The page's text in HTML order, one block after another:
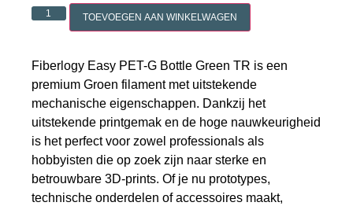
TOEVOEGEN AAN WINKELWAGEN
Fiberlogy Easy PET-G Bottle Green TR is een
premium Groen filament met uitstekende
mechanische eigenschappen. Dankzij het
uitstekende printgemak en de hoge nauwkeurigheid
is het perfect voor zowel professionals als
hobbyisten die op zoek zijn naar sterke en
betrouwbare 3D-prints. Of je nu prototypes,
technische onderdelen of accessoires maakt,